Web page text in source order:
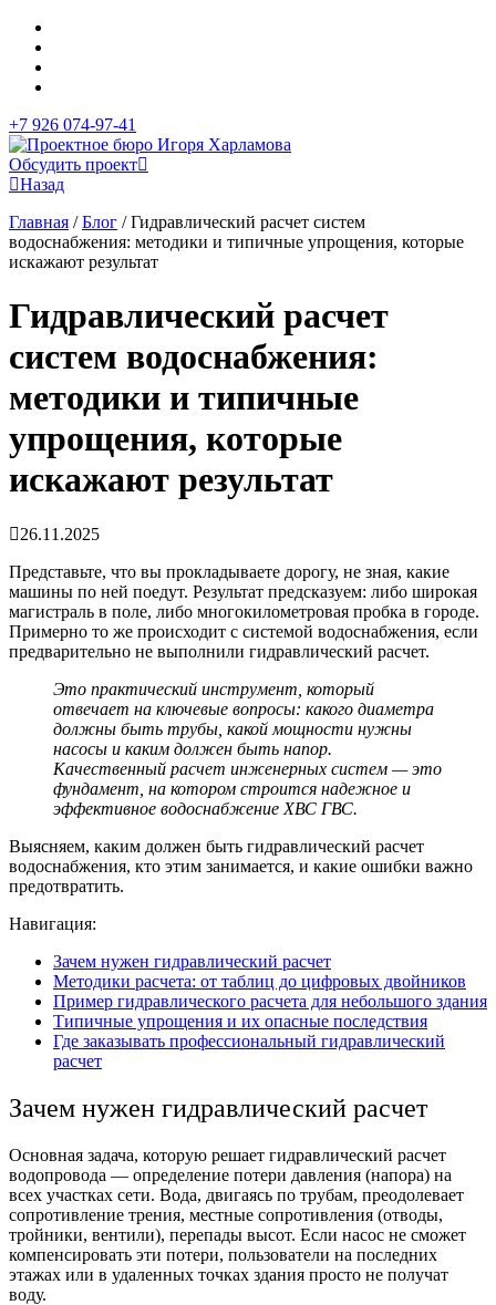
+7 926 074-97-41
Обсудить проект
Назад
Главная /Блог /Гидравлический расчет систем
водоснабжения: методики и типичные упрощения, которые
искажают результат
Гидравлический расчет
систем водоснабжения:
методики и типичные
упрощения, которые
искажают результат
26.11.2025
Представьте, что вы прокладываете дорогу, не зная, какие
машины по ней поедут. Результат предсказуем: либо широкая
магистраль в поле, либо многокилометровая пробка в городе.
Примерно то же происходит с системой водоснабжения, если
предварительно не выполнили гидравлический расчет.
Это практический инструмент, который
отвечает на ключевые вопросы: какого диаметра
должны быть трубы, какой мощности нужны
насосы и каким должен быть напор.
Качественный расчет инженерных систем — это
фундамент, на котором строится надежное и
эффективное водоснабжение ХВС ГВС.
Выясняем, каким должен быть гидравлический расчет
водоснабжения, кто этим занимается, и какие ошибки важно
предотвратить.
Навигация:
Зачем нужен гидравлический расчет
Методики расчета: от таблиц до цифровых двойников
Пример гидравлического расчета для небольшого здания
Типичные упрощения и их опасные последствия
Где заказывать профессиональный гидравлический
расчет
Зачем нужен гидравлический расчет
Основная задача, которую решает гидравлический расчет
водопровода — определение потери давления (напора) на
всех участках сети. Вода, двигаясь по трубам, преодолевает
сопротивление трения, местные сопротивления (отводы,
тройники, вентили), перепады высот. Если насос не сможет
компенсировать эти потери, пользователи на последних
этажах или в удаленных точках здания просто не получат
воду.